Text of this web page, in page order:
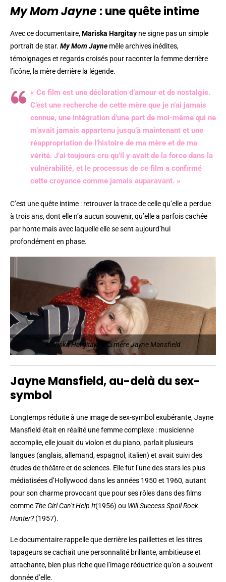
My Mom Jayne : une quête intime
Avec ce documentaire,Mariska Hargitay ne signe pas un simple
portrait de star. My Mom Jayne mêle archives inédites,
témoignages et regards croisés pour raconter la femme derrière
l’icône, la mère derrière la légende.
« Ce film est une déclaration d’amour et de nostalgie.
C’est une recherche de cette mère que je n’ai jamais
connue, une intégration d’une part de moi-même qui ne
m’avait jamais appartenu jusqu’à maintenant et une
réappropriation de l’histoire de ma mère et de ma
vérité. J’ai toujours cru qu’il y avait de la force dans la
vulnérabilité, et le processus de ce film a confirmé
cette croyance comme jamais auparavant. »
C’est une quête intime : retrouver la trace de celle qu’elle a perdue
à trois ans, dont elle n’a aucun souvenir, qu’elle a parfois cachée
par honte mais avec laquelle elle se sent aujourd’hui
profondément en phase.
Mariska Hargitay et sa mére Jayne Mansfield
Jayne Mansfield, au-delà du sex-
symbol
Longtemps réduite à une image de sex-symbol exubérante, Jayne
Mansfield était en réalité une femme complexe : musicienne
accomplie, elle jouait du violon et du piano, parlait plusieurs
langues (anglais, allemand, espagnol, italien) et avait suivi des
études de théâtre et de sciences. Elle fut l’une des stars les plus
médiatisées d’Hollywood dans les années 1950 et 1960, autant
pour son charme provocant que pour ses rôles dans des films
comme The Girl Can’t Help It(1956) ou Will Success Spoil Rock
Hunter?(1957).
Le documentaire rappelle que derrière les paillettes et les titres
tapageurs se cachait une personnalité brillante, ambitieuse et
attachante, bien plus riche que l’image réductrice qu’on a souvent
donnée d’elle.